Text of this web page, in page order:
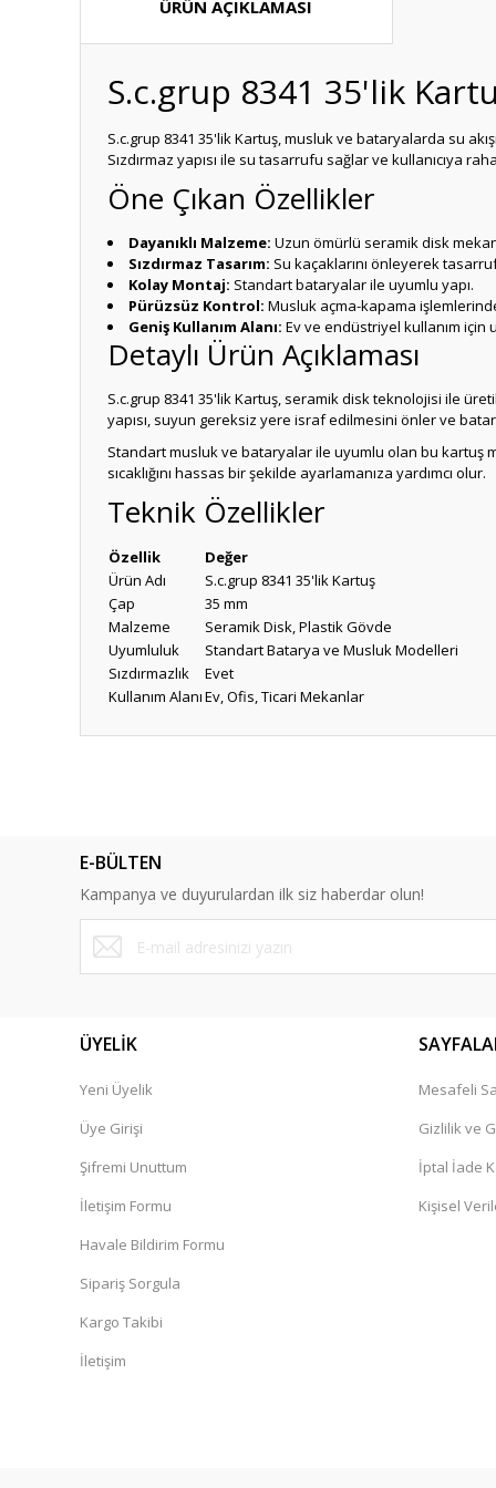
ÜRÜN AÇIKLAMASI
S.c.grup 8341 35'lik
S.c.grup 8341 35'lik Kartuş, musluk ve bataryalarda su
Sızdırmaz yapısı ile su tasarrufu sağlar ve kullanıcıya
Öne Çıkan Özellikler
Dayanıklı Malzeme: Uzun ömürlü seramik disk
Sızdırmaz Tasarım: Su kaçaklarını önleyerek
Kolay Montaj: Standart bataryalar ile uyumlu yapı.
Pürüzsüz Kontrol: Musluk açma-kapama
Geniş Kullanım Alanı: Ev ve endüstriyel kullanım için
Detaylı Ürün Açıklaması
S.c.grup 8341 35'lik Kartuş, seramik disk teknolojisi ile
yapısı, suyun gereksiz yere israf edilmesini önler ve
Standart musluk ve bataryalar ile uyumlu olan bu kartuş
sıcaklığını hassas bir şekilde ayarlamanıza yardımcı olur.
Teknik Özellikler
Özellik
Değer
Ürün Adı
S.c.grup 8341 35'lik Kartuş
Çap
35 mm
Malzeme
Seramik Disk, Plastik Gövde
Uyumluluk
Standart Batarya ve Musluk Modelleri
Sızdırmazlık
Evet
Kullanım AlanıEv, Ofis, Ticari Mekanlar
Ürün bilgilerinde hatalar bulunuyor.
Ürün fiyatı diğer sitelerden daha pahalı.
Bu ürüne benzer farklı alternatifler olmalı.
E-BÜLTEN
Kampanya ve duyurulardan ilk siz haberdar olun!
ÜYELİK
Yeni Üyelik
Üye Girişi
Şifremi Unuttum
İletişim Formu
Havale Bildirim Formu
Sipariş Sorgula
Kargo Takibi
İletişim
Mesafeli
Gizlilik ve
İptal İade
Kişisel